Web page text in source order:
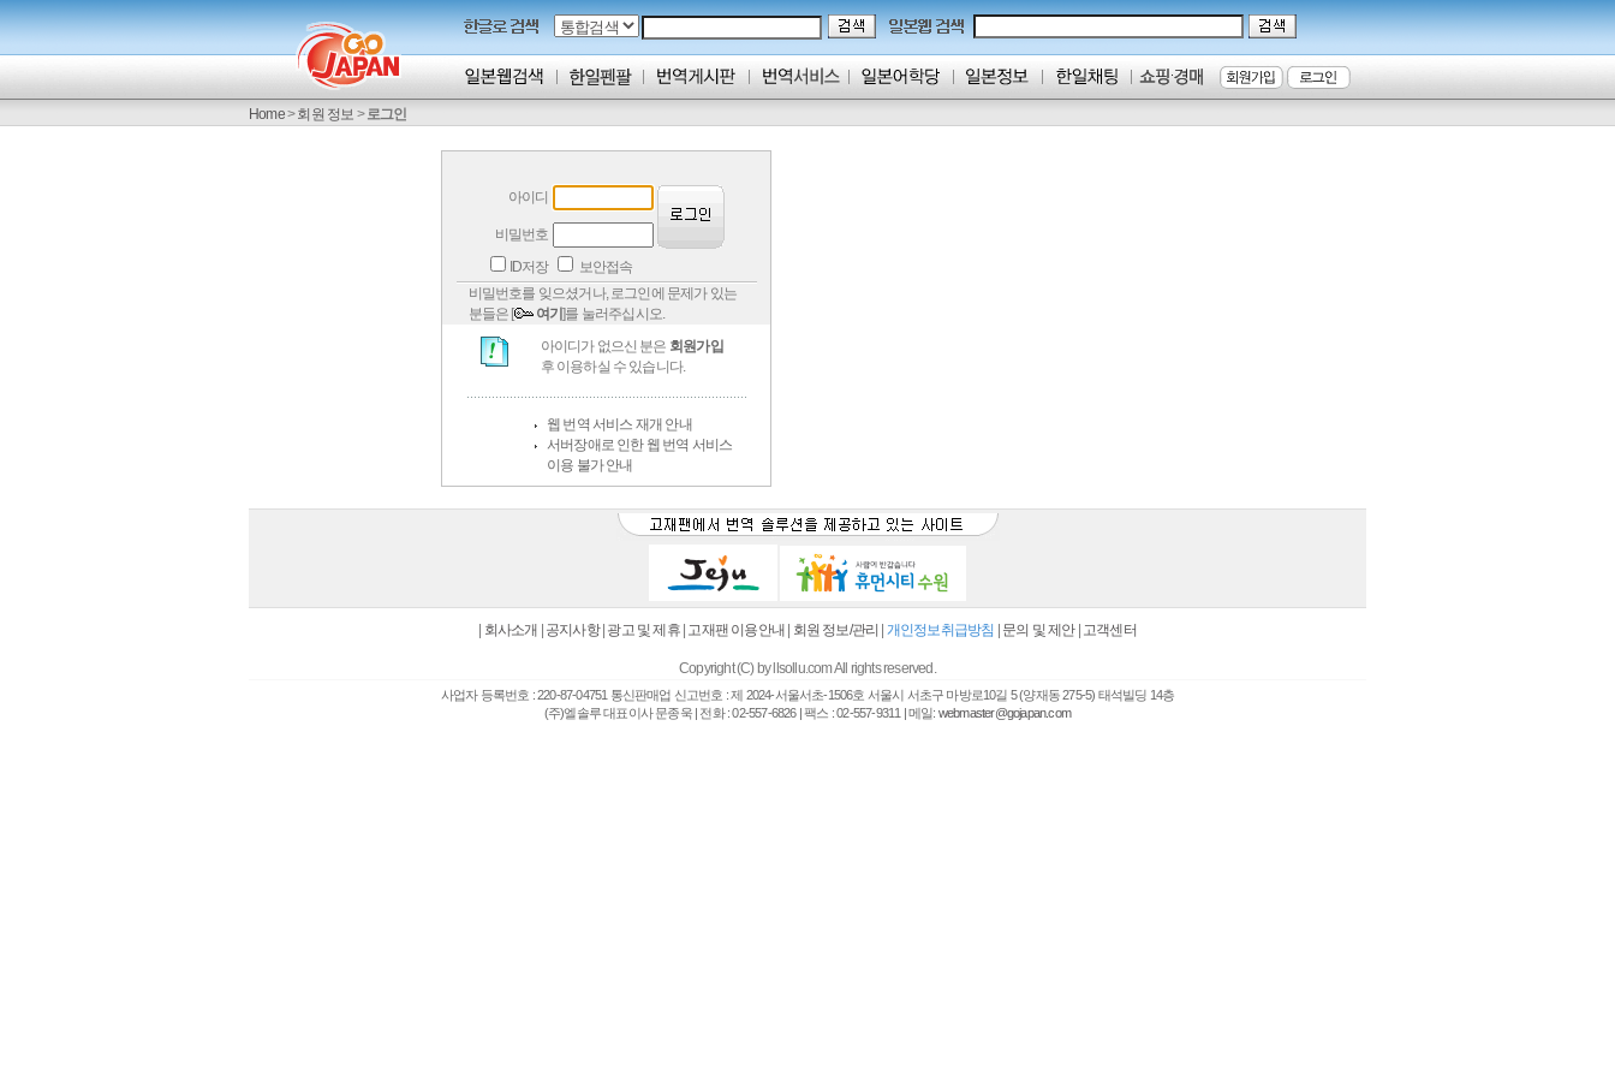
Home>회원 정보 >로그인
아이디
비밀번호
ID저장
보안접속
비밀번호를 잊으셨거나, 로그인에 문제가 있는
분들은 [
여기]를 눌러주십시오.
아이디가 없으신 분은 회원가입
후 이용하실 수 있습니다.
웹 번역 서비스 재개 안내
서버장애로 인한 웹 번역 서비스
이용 불가 안내
회사소개 공지사항| 광고 및 제휴| 고재팬 이용안내 회원 정보/관리 개인정보취급방침 문의 및 제안| 고객센터
Copyright (C) by llsollu.com All rights reserved.
사업자 등록번호 : 220-87-04751 통신판매업 신고번호 : 제 2024-서울서초-1506호 서울시 서초구 마방로10길 5 (양재동 275-5) 태석빌딩 14층
(주)엘솔루 대표이사 문종욱 | 전화 : 02-557-6826 | 팩스 : 02-557-9311 | 메일: webmaster@gojapan.com